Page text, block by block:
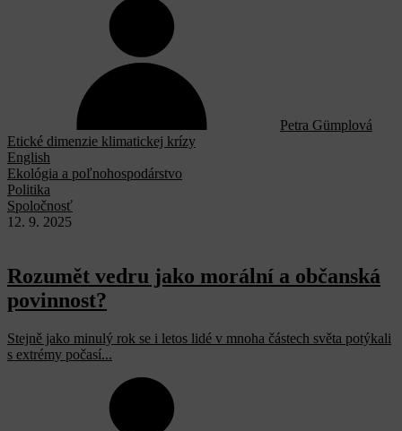
Petra Gümplová
Etické dimenzie klimatickej krízy
English
Ekológia a poľnohospodárstvo
Politika
Spoločnosť
12. 9. 2025
Rozumět vedru jako morální a občanská
povinnost?
Stejně jako minulý rok se i letos lidé v mnoha částech světa potýkali
s extrémy počasí...